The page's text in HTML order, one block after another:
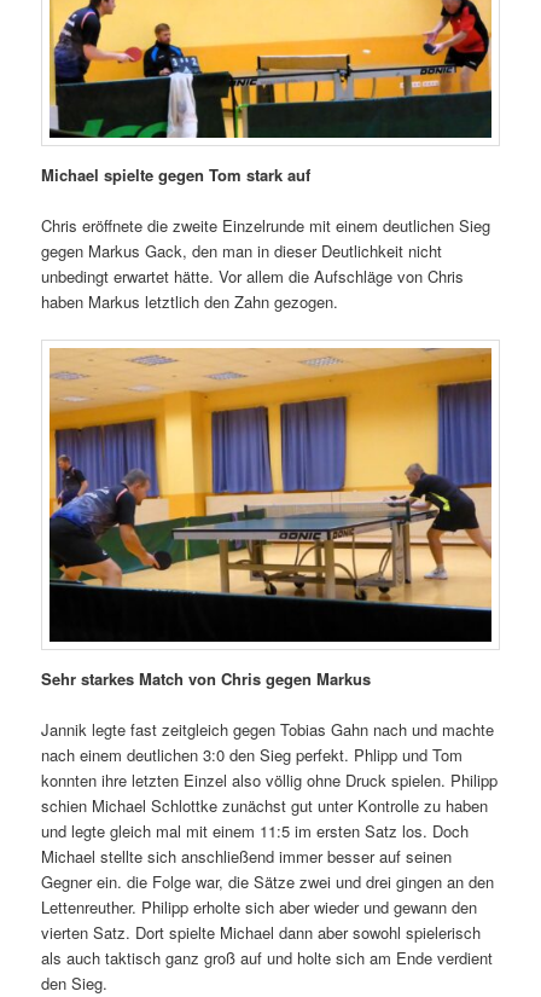
Michael spielte gegen Tom stark auf
Chris eröffnete die zweite Einzelrunde mit einem deutlichen Sieg
gegen Markus Gack, den man in dieser Deutlichkeit nicht
unbedingt erwartet hätte. Vor allem die Aufschläge von Chris
haben Markus letztlich den Zahn gezogen.
Sehr starkes Match von Chris gegen Markus
Jannik legte fast zeitgleich gegen Tobias Gahn nach und machte
nach einem deutlichen 3:0 den Sieg perfekt. Phlipp und Tom
konnten ihre letzten Einzel also völlig ohne Druck spielen. Philipp
schien Michael Schlottke zunächst gut unter Kontrolle zu haben
und legte gleich mal mit einem 11:5 im ersten Satz los. Doch
Michael stellte sich anschließend immer besser auf seinen
Gegner ein. die Folge war, die Sätze zwei und drei gingen an den
Lettenreuther. Philipp erholte sich aber wieder und gewann den
vierten Satz. Dort spielte Michael dann aber sowohl spielerisch
als auch taktisch ganz groß auf und holte sich am Ende verdient
den Sieg.